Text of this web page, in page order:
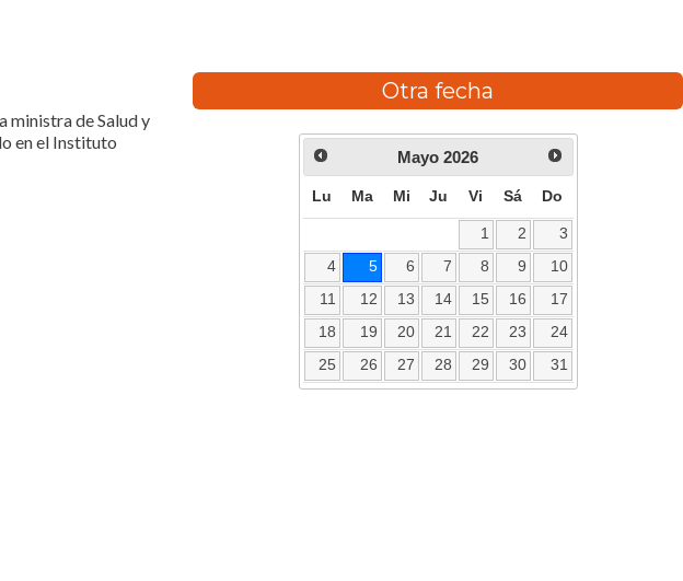
ministra de Salud y
en el Instituto
Otra fecha
Mayo 2026
Lu Ma Mi Ju Vi Sá Do
1 2
3
4
5 6 7 8 9
10
11
12 13 14 15 16
17
18
19 20 21 22 23
24
25
26 27 28 29 30 31